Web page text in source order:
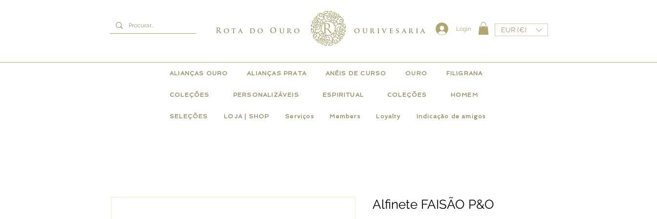
Rota do Ouro ourivesaria Login EUR (€)
ALIANÇAS OURO ALIANÇAS PRATA ANÉIS DE CURSO OURO FILIGRANA
COLEÇÕES PERSONALIZÁVEIS ESPIRITUAL COLEÇÕES HOMEM
SELEÇÕES LOJA | SHOP Serviços Members Loyalty Indicação de amigos
Alfinete FAISÃO P&O